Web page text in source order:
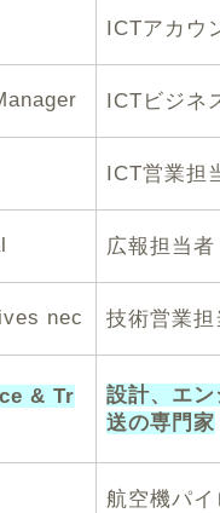
ICTアカウ
ICTビジネ
ICT営業担
広報担当者
nec 技術営業担
& Tr
設計、エ
送の専門家
航空機パ